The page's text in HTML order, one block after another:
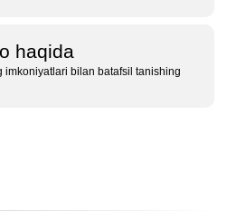
haqida
imkoniyatlari bilan batafsil tanishing